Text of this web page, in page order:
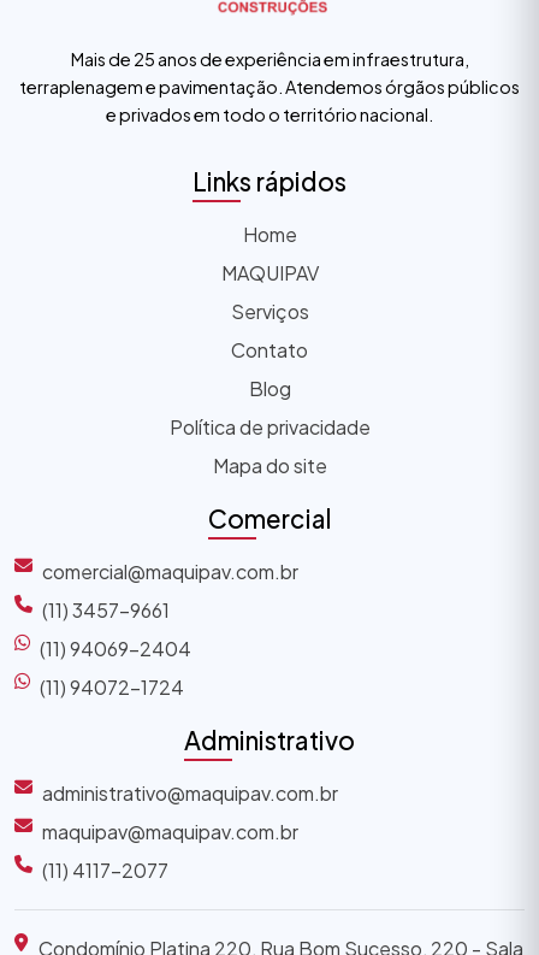
Mais de 25 anos de experiência em infraestrutura,
terraplenagem e pavimentação. Atendemos órgãos públicos
e privados em todo o território nacional.
Links rápidos
Home
MAQUIPAV
Serviços
Contato
Blog
Política de privacidade
Mapa do site
Comercial
comercial@maquipav.com.br
(11) 3457-9661
(11) 94069-2404
(11) 94072-1724
Administrativo
administrativo@maquipav.com.br
maquipav@maquipav.com.br
(11) 4117-2077
Condomínio Platina 220, Rua Bom Sucesso, 220 - Sala